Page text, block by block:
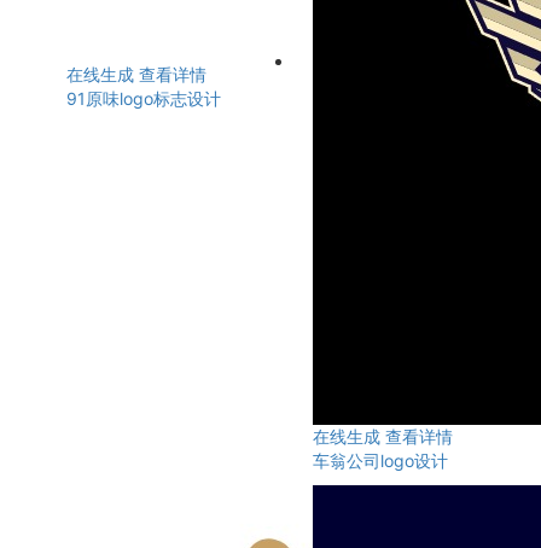
在线生成 查看详情
91原味logo标志设计
在线生成 查看详情
车翁公司logo设计